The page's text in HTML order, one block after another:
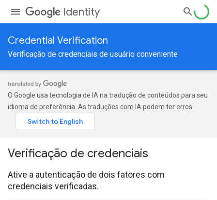
Identity
Credential Verification
Verificação de credenciais de usuário conveniente
O Google usa tecnologia de IA na tradução de conteúdos para seu
idioma de preferência. As traduções com IA podem ter erros.
Verificação de credenciais
Ative a autenticação de dois fatores com
credenciais verificadas.